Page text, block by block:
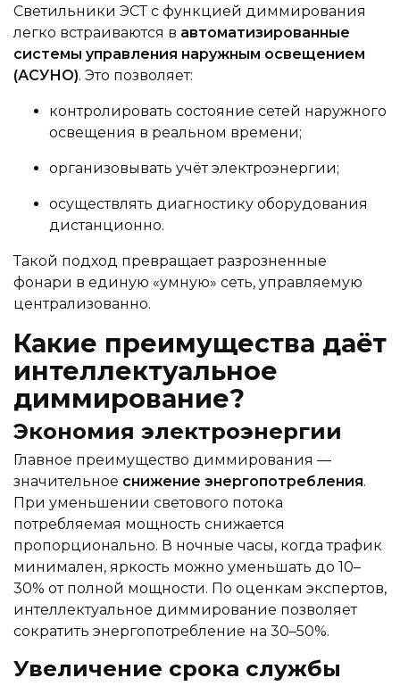
Светильники ЭСТ с функцией диммирования
легко встраиваются в автоматизированные
системы управления наружным освещением
(АСУНО). Это позволяет:
контролировать состояние сетей наружного
освещения в реальном времени;
организовывать учёт электроэнергии;
осуществлять диагностику оборудования
дистанционно.
Такой подход превращает разрозненные
фонари в единую «умную» сеть, управляемую
централизованно.
Какие преимущества даёт
интеллектуальное
диммирование?
Экономия электроэнергии
Главное преимущество диммирования —
значительное снижение энергопотребления.
При уменьшении светового потока
потребляемая мощность снижается
пропорционально. В ночные часы, когда трафик
минимален, яркость можно уменьшать до 10–
30% от полной мощности. По оценкам экспертов,
интеллектуальное диммирование позволяет
сократить энергопотребление на 30–50%.
Увеличение срока службы